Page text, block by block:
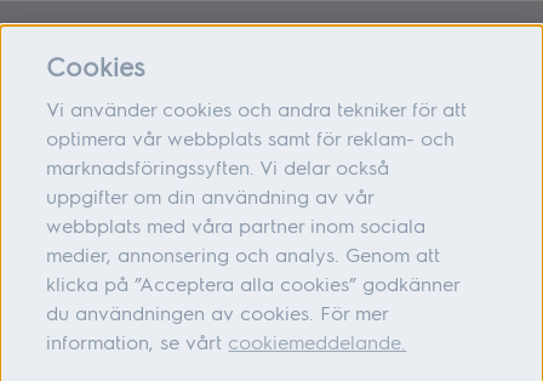
Om oss
Hjälp
Följ oss
Cookies
Vi använder cookies och andra tekniker för att
optimera vår webbplats samt för reklam- och
marknadsföringssyften. Vi delar också
uppgifter om din användning av vår
webbplats med våra partner inom sociala
medier, annonsering och analys. Genom att
klicka på ”Acceptera alla cookies” godkänner
du användningen av cookies. För mer
information, se vårt cookiemeddelande.